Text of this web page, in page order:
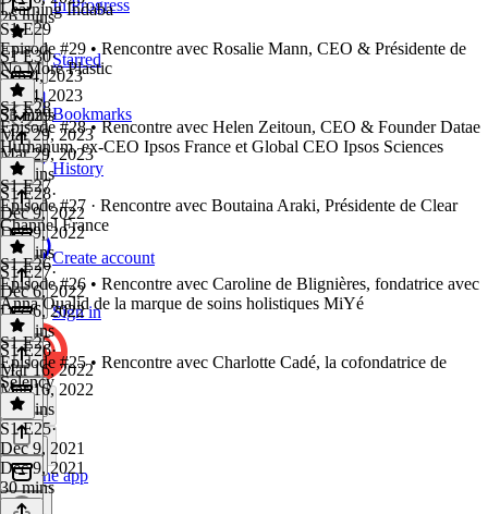
In Progress
Starred
Bookmarks
History
Create account
Sign in
Get the app
26 mins
Learning Indaba
S1 E30·
Sep 4, 2023
Sep 4, 2023
53 mins
S1 E29
Episode #29 • Rencontre avec Rosalie Mann, CEO & Présidente de
No More Plastic
S1 E29·
Mar 29, 2023
Mar 29, 2023
27 mins
S1 E28
Episode #28 • Rencontre avec Helen Zeitoun, CEO & Founder Datae
Humanum, ex-CEO Ipsos France et Global CEO Ipsos Sciences
S1 E28·
Dec 9, 2022
Dec 9, 2022
32 mins
S1 E27
Episode #27 · Rencontre avec Boutaina Araki, Présidente de Clear
Channel France
S1 E27·
Dec 6, 2022
Dec 6, 2022
33 mins
S1 E26
Episode #26 • Rencontre avec Caroline de Blignières, fondatrice avec
Anna Oualid de la marque de soins holistiques MiYé
S1 E26·
Mar 16, 2022
Mar 16, 2022
30 mins
S1 E25
Episode #25 • Rencontre avec Charlotte Cadé, la cofondatrice de
Selency
S1 E25·
Dec 9, 2021
Dec 9, 2021
30 mins